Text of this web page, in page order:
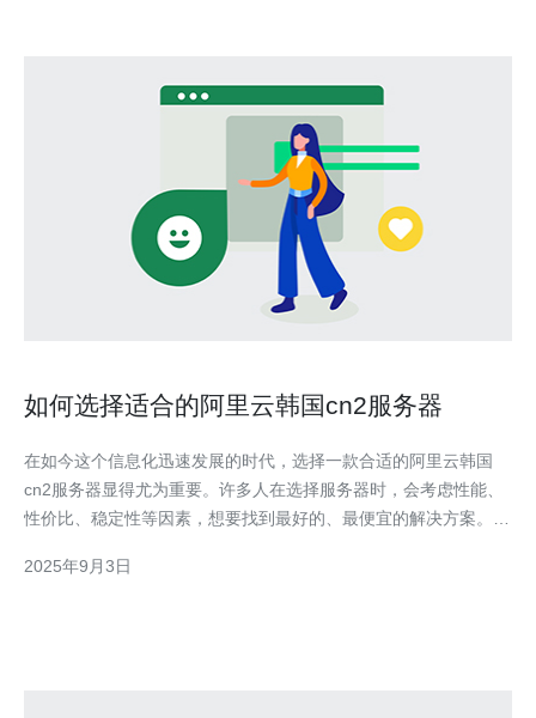
如何选择适合的阿里云韩国cn2服务器
在如今这个信息化迅速发展的时代，选择一款合适的阿里云韩国
cn2服务器显得尤为重要。许多人在选择服务器时，会考虑性能、
性价比、稳定性等因素，想要找到最好的、最便宜的解决方案。然
您提供详尽的评测和介绍，帮助您做出明智的选择。 了解阿里云
2025年9月3日